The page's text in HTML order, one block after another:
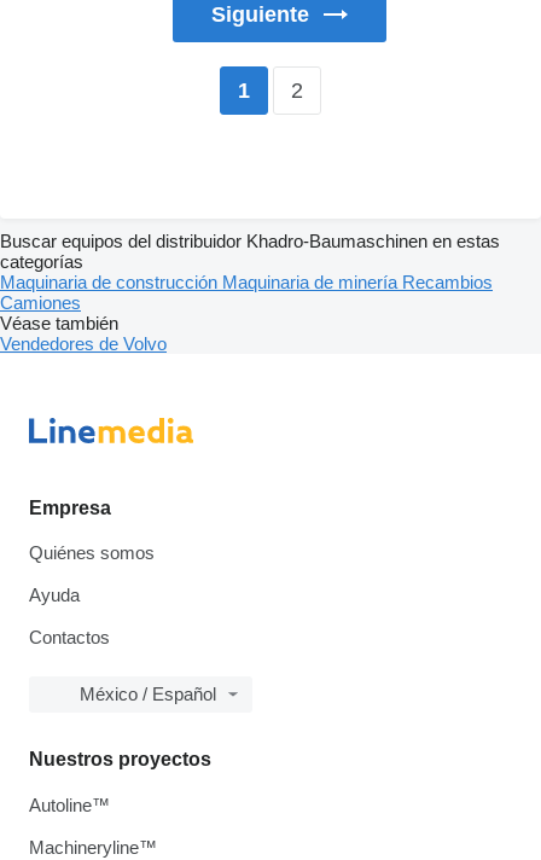
Siguiente
1 2
Buscar equipos del distribuidor Khadro-Baumaschinen en estas
categorías
Maquinaria de construcción Maquinaria de minería Recambios
Camiones
Véase también
Vendedores de Volvo
Empresa
Quiénes somos
Ayuda
Contactos
México / Español
Nuestros proyectos
Autoline™
Machineryline™